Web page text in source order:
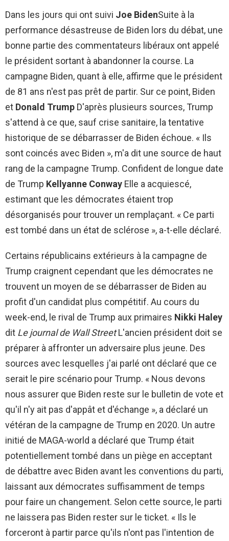
Dans les jours qui ont suivi Joe BidenSuite à la
performance désastreuse de Biden lors du débat, une
bonne partie des commentateurs libéraux ont appelé
le président sortant à abandonner la course. La
campagne Biden, quant à elle, affirme que le président
de 81 ans n'est pas prêt de partir. Sur ce point, Biden
et Donald Trump D'après plusieurs sources, Trump
s'attend à ce que, sauf crise sanitaire, la tentative
historique de se débarrasser de Biden échoue. « Ils
sont coincés avec Biden », m'a dit une source de haut
rang de la campagne Trump. Confident de longue date
de Trump Kellyanne Conway Elle a acquiescé,
estimant que les démocrates étaient trop
désorganisés pour trouver un remplaçant. « Ce parti
est tombé dans un état de sclérose », a-t-elle déclaré.
Certains républicains extérieurs à la campagne de
Trump craignent cependant que les démocrates ne
trouvent un moyen de se débarrasser de Biden au
profit d'un candidat plus compétitif. Au cours du
week-end, le rival de Trump aux primaires Nikki Haley
dit Le journal de Wall StreetL'ancien président doit se
préparer à affronter un adversaire plus jeune. Des
sources avec lesquelles j'ai parlé ont déclaré que ce
serait le pire scénario pour Trump. « Nous devons
nous assurer que Biden reste sur le bulletin de vote et
qu'il n'y ait pas d'appât et d'échange », a déclaré un
vétéran de la campagne de Trump en 2020. Un autre
initié de MAGA-world a déclaré que Trump était
potentiellement tombé dans un piège en acceptant
de débattre avec Biden avant les conventions du parti,
laissant aux démocrates suffisamment de temps
pour faire un changement. Selon cette source, le parti
ne laissera pas Biden rester sur le ticket. « Ils le
forceront à partir parce qu'ils n'ont pas l'intention de